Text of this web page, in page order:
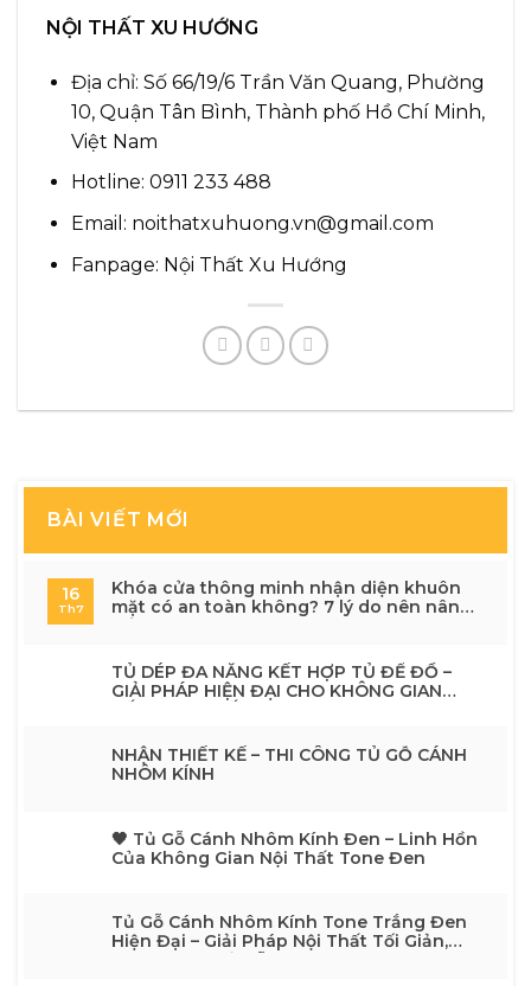
NỘI THẤT XU HƯỚNG
Địa chỉ: Số 66/19/6 Trần Văn Quang, Phường
10, Quận Tân Bình, Thành phố Hồ Chí Minh,
Việt Nam
Hotline: 0911 233 488
Email: noithatxuhuong.vn@gmail.com
Fanpage: Nội Thất Xu Hướng
BÀI VIẾT MỚI
16
Th7
Khóa cửa thông minh nhận diện khuôn
mặt có an toàn không? 7 lý do nên nâng
cấp cho ngôi nhà hiện đại
TỦ DÉP ĐA NĂNG KẾT HỢP TỦ ĐỂ ĐỒ –
GIẢI PHÁP HIỆN ĐẠI CHO KHÔNG GIAN
NHẬN THIẾT KẾ – THI CÔNG TỦ GỖ CÁNH
NHÔM KÍNH
🖤 Tủ Gỗ Cánh Nhôm Kính Đen – Linh Hồn
Của Không Gian Nội Thất Tone Đen
Tủ Gỗ Cánh Nhôm Kính Tone Trắng Đen
Hiện Đại – Giải Pháp Nội Thất Tối Giản,